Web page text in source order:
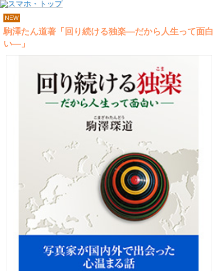
NEW
駒澤たん道著「回り続ける独楽―だから人生って面白
い―」